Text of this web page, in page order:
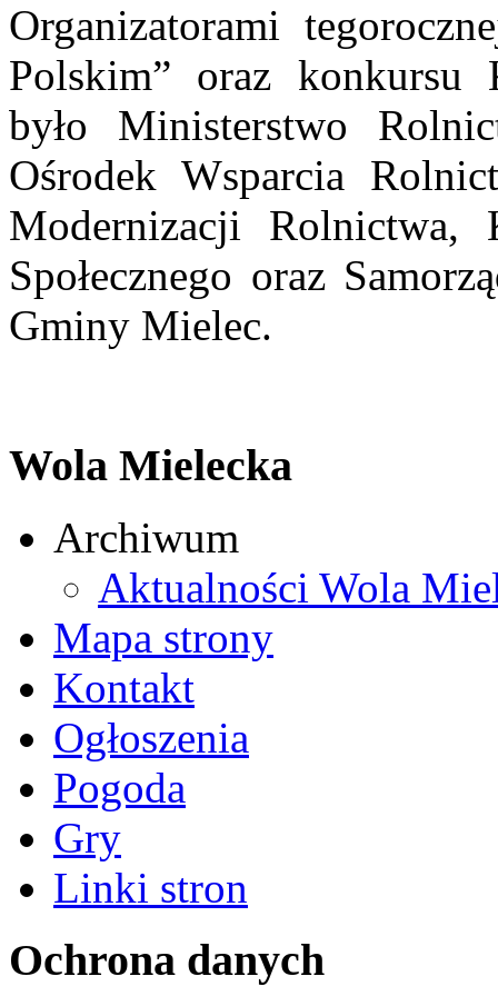
Organizatorami
Polskim” oraz konkursu
było Ministerstwo
Ośrodek Wsparcia
Modernizacji Rolnictwa,
Społecznego oraz
Gminy Mielec.
Wola Mielecka
Archiwum
Aktualności Wola
Mapa strony
Kontakt
Ogłoszenia
Pogoda
Gry
Linki stron
Ochrona danych